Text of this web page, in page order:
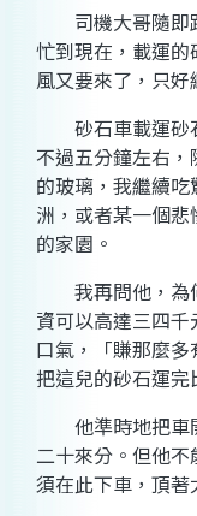
司機大哥隨即
忙到現在，載運
風又要來了，只好
砂石車載運砂
不過五分鐘左右
的玻璃，我繼續
洲，或者某一個
的家園。
我再問他，為
資可以高達三四
口氣，「賺那麼
把這兒的砂石運完
他準時地把車
二十來分。但他
須在此下車，頂著